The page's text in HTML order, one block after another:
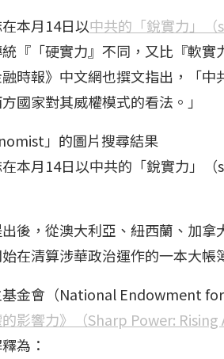
本月14日以中共的「銳實力」（
統『「硬實力』不同，又比『軟
時報》中文網也撰文指出，「
國家對其威權模式的看法。」
本月14日以中共的「銳實力」
後，從澳大利亞、紐西蘭、加
在清算涉華政治運作的一本大帳
金會（National Endowment
的影響力》（Sharp Power:
為：